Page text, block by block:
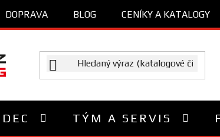
DOPRAVA BLOG CENÍKY A KATALOGY
TÝM A SERVIS